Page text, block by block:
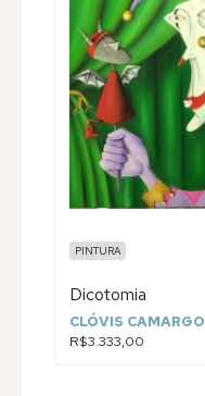
PINTURA
Dicotomia
CLÓVIS CAMARGO
R$3.333,00